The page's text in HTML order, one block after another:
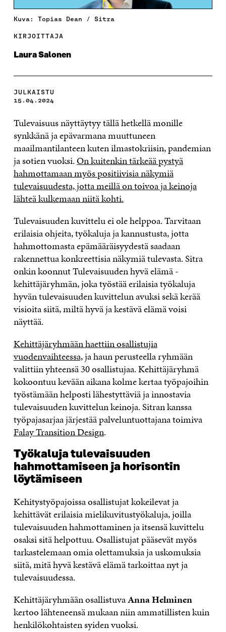
Kuva: Topias Dean / Sitra
KIRJOITTAJA
Laura Salonen
JULKAISTU
15.04.2024
Tulevaisuus näyttäytyy tällä hetkellä monille
synkkänä ja epävarmana muuttuneen
maailmantilanteen kuten ilmastokriisin, pandemian
ja sotien vuoksi.On kuitenkin tärkeää pystyä
hahmottamaan myös positiivisia näkymiä
tulevaisuudesta, jotta meillä on toivoa ja keinoja
lähteä kulkemaan niitä kohti.
Tulevaisuuden kuvittelu ei ole helppoa. Tarvitaan
erilaisia ohjeita, työkaluja ja kannustusta, jotta
hahmottomasta epämääräisyydestä saadaan
rakennettua konkreettisia näkymiä tulevasta. Sitra
onkin koonnut Tulevaisuuden hyvä elämä -
kehittäjäryhmän, joka työstää erilaisia työkaluja
hyvän tulevaisuuden kuvittelun avuksi sekä kerää
visioita siitä, miltä hyvä ja kestävä elämä voisi
näyttää.
Kehittäjäryhmään haettiin osallistujia
vuodenvaihteessa,ja haun perusteella ryhmään
valittiin yhteensä 30 osallistujaa. Kehittäjäryhmä
kokoontuu kevään aikana kolme kertaa työpajoihin
työstämään helposti lähestyttäviä ja innostavia
tulevaisuuden kuvittelun keinoja. Sitran kanssa
työpajasarjaa järjestää palveluntuottajana toimiva
Falay Transition Design.
Työkaluja tulevaisuuden
hahmottamiseen ja horisontin
löytämiseen
Kehitystyöpajoissa osallistujat kokeilevat ja
kehittävät erilaisia mielikuvitustyökaluja, joilla
tulevaisuuden hahmottaminen ja itsensä kuvittelu
osaksi sitä helpottuu. Osallistujat pääsevät myös
tarkastelemaan omia olettamuksia ja uskomuksia
siitä, mitä hyvä kestävä elämä tarkoittaa nyt ja
tulevaisuudessa.
Kehittäjäryhmään osallistuvaAnna Helminen
kertoo lähteneensä mukaan niin ammatillisten kuin
henkilökohtaisten syiden vuoksi.